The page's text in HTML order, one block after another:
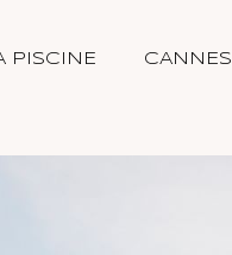
PISCINE CANNES